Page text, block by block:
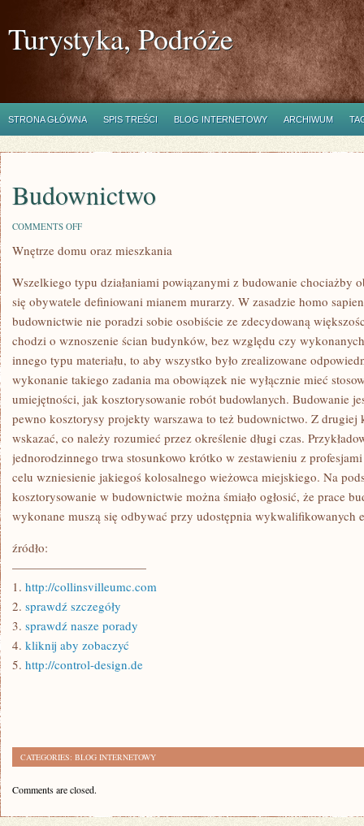
Turystyka, Podróże
STRONA GŁÓWNA SPIS TREŚCI BLOG INTERNETOWY ARCHIWUM
Budownictwo
COMMENTS OFFON
Wnętrze domu oraz mieszkania
Wszelkiego typu działaniami powiązanymi z budowanie chociażby
się obywatele definiowani mianem murarzy. W zasadzie homo
budownictwie nie poradzi sobie osobiście ze zdecydowaną
chodzi o wznoszenie ścian budynków, bez względu czy
innego typu materiału, to aby wszystko było zrealizowane
wykonanie takiego zadania ma obowiązek nie wyłącznie mieć
umiejętności, jak kosztorysowanie robót budowlanych. Budowanie
pewno kosztorysy projekty warszawa to też budownictwo. Z drugiej
wskazać, co należy rozumieć przez określenie długi czas.
jednorodzinnego trwa stosunkowo krótko w zestawieniu z
celu wzniesienie jakiegoś kolosalnego wieżowca miejskiego. Na
kosztorysowanie w budownictwie można śmiało ogłosić, że prace
wykonane muszą się odbywać przy udostępnia wykwalifikowanych
źródło:
———————————
1. http://collinsvilleumc.com
2. sprawdź szczegóły
3. sprawdź nasze porady
4. kliknij aby zobaczyć
5. http://control-design.de
CATEGORIES: BLOG INTERNETOWY
Comments are closed.